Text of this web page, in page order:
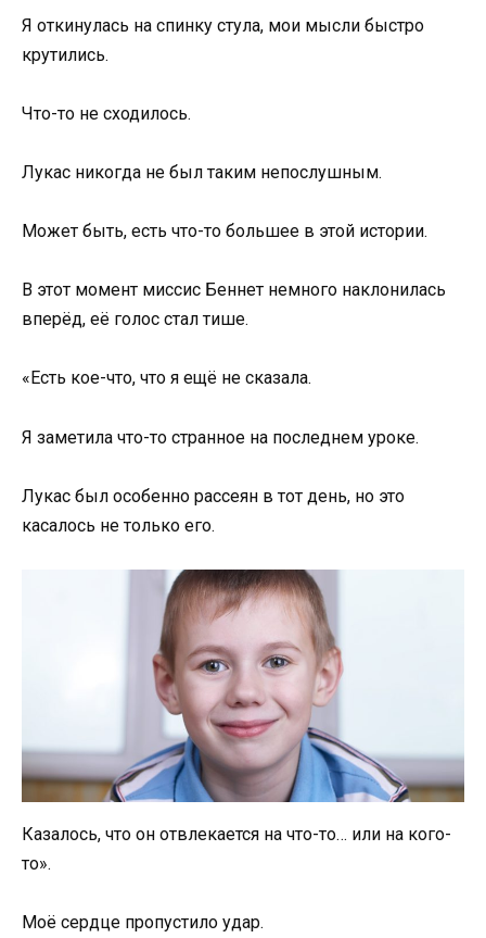
Я откинулась на спинку стула, мои мысли быстро
крутились.
Что-то не сходилось.
Лукас никогда не был таким непослушным.
Может быть, есть что-то большее в этой истории.
В этот момент миссис Беннет немного наклонилась
вперёд, её голос стал тише.
«Есть кое-что, что я ещё не сказала.
Я заметила что-то странное на последнем уроке.
Лукас был особенно рассеян в тот день, но это
касалось не только его.
Казалось, что он отвлекается на что-то… или на кого-
то».
Моё сердце пропустило удар.